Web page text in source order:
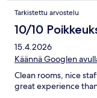
Tarkistettu arvostelu
10/10
15.4.2026
Käännä Googlen
Clean rooms, nice
great experience